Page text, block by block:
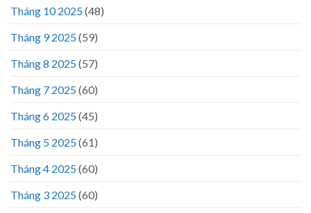
Tháng 10 2025(48)
Tháng 9 2025(59)
Tháng 8 2025(57)
Tháng 7 2025(60)
Tháng 6 2025(45)
Tháng 5 2025(61)
Tháng 4 2025(60)
Tháng 3 2025(60)